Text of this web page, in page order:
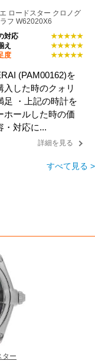
ロードスター クロノグ
ラフ W62020X6
対応
★★★★★
え
★★★★★
度
★★★★★
(PAM00162)を
入した時のクォリ
足 ・上記の時計を
ホールした時の価
・対応に...
詳細を見る
すべて見る >
ター